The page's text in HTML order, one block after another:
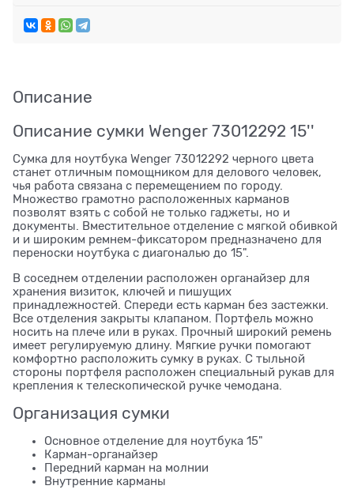
Описание
Описание сумки Wenger 73012292 15''
Сумка для ноутбука Wenger 73012292 черного цвета
станет отличным помощником для делового человек,
чья работа связана с перемещением по городу.
Множество грамотно расположенных карманов
позволят взять с собой не только гаджеты, но и
документы. Вместительное отделение с мягкой обивкой
и и широким ремнем-фиксатором предназначено для
переноски ноутбука с диагональю до 15".
В соседнем отделении расположен органайзер для
хранения визиток, ключей и пишущих
принадлежностей. Спереди есть карман без застежки.
Все отделения закрыты клапаном. Портфель можно
носить на плече или в руках. Прочный широкий ремень
имеет регулируемую длину. Мягкие ручки помогают
комфортно расположить сумку в руках. С тыльной
стороны портфеля расположен специальный рукав для
крепления к телескопической ручке чемодана.
Организация сумки
Основное отделение для ноутбука 15"
Карман-органайзер
Передний карман на молнии
Внутренние карманы